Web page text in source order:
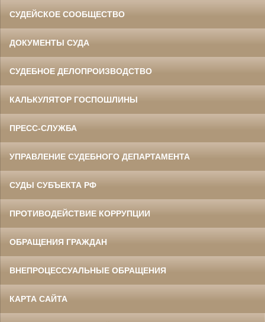
СУДЕЙСКОЕ СООБЩЕСТВО
ДОКУМЕНТЫ СУДА
СУДЕБНОЕ ДЕЛОПРОИЗВОДСТВО
КАЛЬКУЛЯТОР ГОСПОШЛИНЫ
ПРЕСС-СЛУЖБА
УПРАВЛЕНИЕ СУДЕБНОГО ДЕПАРТАМЕНТА
СУДЫ СУБЪЕКТА РФ
ПРОТИВОДЕЙСТВИЕ КОРРУПЦИИ
ОБРАЩЕНИЯ ГРАЖДАН
ВНЕПРОЦЕССУАЛЬНЫЕ ОБРАЩЕНИЯ
КАРТА САЙТА